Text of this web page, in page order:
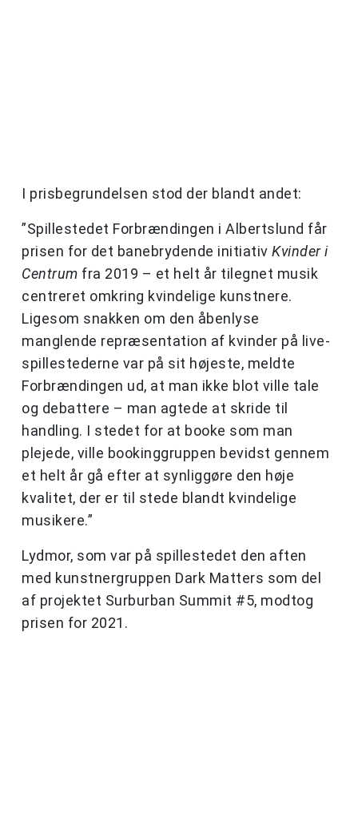
I prisbegrundelsen stod der blandt andet:
”Spillestedet Forbrændingen i Albertslund får
prisen for det banebrydende initiativ Kvinder i
Centrum fra 2019 – et helt år tilegnet musik
centreret omkring kvindelige kunstnere.
Ligesom snakken om den åbenlyse
manglende repræsentation af kvinder på live-
spillestederne var på sit højeste, meldte
Forbrændingen ud, at man ikke blot ville tale
og debattere – man agtede at skride til
handling. I stedet for at booke som man
plejede, ville bookinggruppen bevidst gennem
et helt år gå efter at synliggøre den høje
kvalitet, der er til stede blandt kvindelige
musikere.”
Lydmor, som var på spillestedet den aften
med kunstnergruppen Dark Matters som del
af projektet Surburban Summit #5, modtog
prisen for 2021.